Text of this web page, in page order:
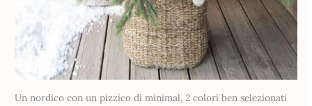
Un nordico con un pizzico di minimal, 2 colori ben selezionati